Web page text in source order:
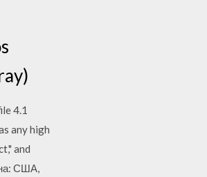
4.1
any high
and
США,